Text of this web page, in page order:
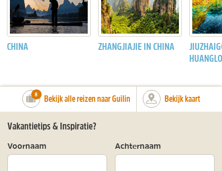
CHINA ZHANGJIAJIE IN CHINA
number_of_trips:
8 Bekijk alle reizen naar Guilin Bekijk kaart
Vakantietips & Inspiratie?
Voornaam Achternaam